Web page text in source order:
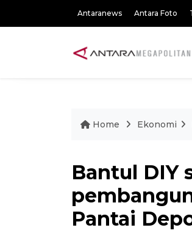
Antaranews Antara Foto
Home Ekonomi
Bantul DIY
Pantai